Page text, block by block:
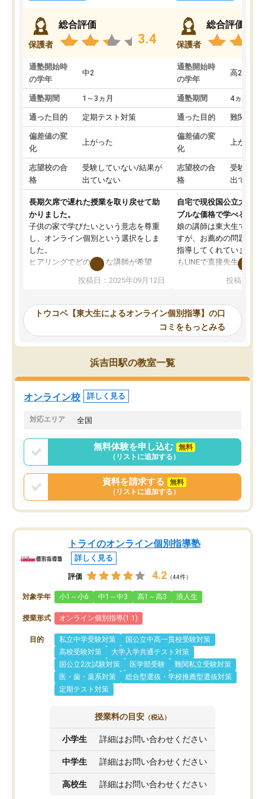
保護者
総合評価
3.4
通塾開始時
の学年
中2
通塾期間 1～3ヵ月
通った目的 定期テスト対策
偏差値の変
化
上がった
志望校の合
格
受験していない/結果が
出ていない
長期欠席で遅れた授業を取り戻せて助
かりました。
子供の家で学びたいという意志を尊重
し、オンライン個別という選択をしま
した。
ヒアリングでどのような講師が希望
か、オプションは付帯するかなど選ぶ
事が出来ました。
ーティングを行い、その講師で良いか
見てから講師を決定する事ができま
す。
うちの子は、初回面談の講師の方で決
オンラインツールを使用した単語帳の
共有があり宿題もそちらで出される形
でした。
言う事で講師変更の申し出があり、あ
まりに短期での変更だった為、塾に通
う事にして退会しました。遅れも取り
戻せ、授業内容や講師の方は良かった
と思います。
投稿日：2025年09月12日
保護者
総合評価
通塾開始時
の学年
高2
通塾期間 4ヵ月～1
通った目的 難関私立
偏差値の変
化
上がった
志望校の合
格
受験して
出ていな
自宅で現役国公立大学生
ブルな価格で学べる
娘の講師は東大生では無
すが、お薦めの問題集や
指導してくれています。
もLINEで直接先生に質問
めれるので、個人に合
いなのがあり(有料)、受
ことをどんなスケジュー
くか相談したのですが、
ち期待したものではなく
くなってきたようなので
投稿日：
トウコベ【東大生によるオンライン個別指導】の口
コミをもっとみる
浜吉田駅の教室一覧
オンライン校 詳しく見る
対応エリア 全国
無料体験を申し込む
無料
（リストに追加する）
資料を請求する
無料
（リストに追加する）
トライのオンライン個別指導塾
詳しく見る
評価 4.2 （44件）
対象学年 小1～小6 中1～中3 高1～高3 浪人生
授業形式 オンライン個別指導(1:1)
目的 私立中学受験対策
国公立中高一貫校受験対策
高校受験対策
大学入学共通テスト対策
国公立2次試験対策
医学部受験
難関私立受験対策
医・歯・薬系対策
総合型選抜・学校推薦型選抜対策
定期テスト対策
授業料の目安 （税込）
小学生 詳細はお問い合わせください
中学生 詳細はお問い合わせください
高校生 詳細はお問い合わせください